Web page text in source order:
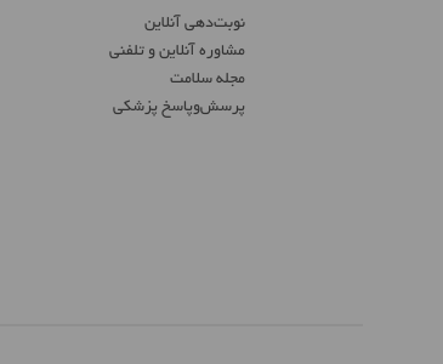
نوبت‌دهی آنلاین
مشاوره آنلاین و تلفنی
مجله سلامت
پرسش‌و‌پاسخ پزشکی